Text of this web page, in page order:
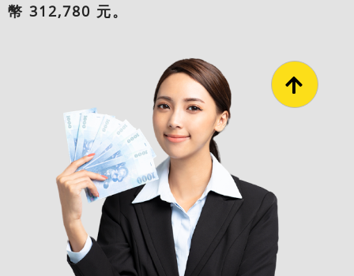
幣 312,780 元。